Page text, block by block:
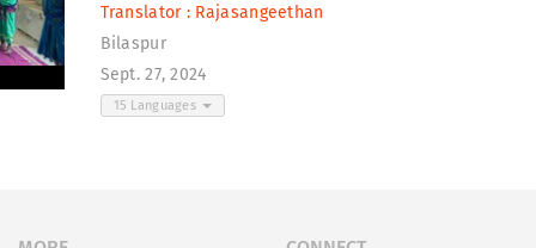
Translator : Rajasangeethan
Bilaspur
Sept. 27, 2024
15 Languages